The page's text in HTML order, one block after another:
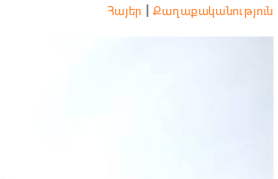
Հայեր | Քաղաքականություն